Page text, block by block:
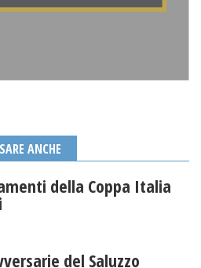
ANCHE
della Coppa Italia
del Saluzzo